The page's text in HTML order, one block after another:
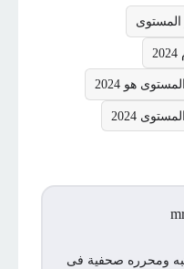
هو 2024
2024
ومحرره صحفية فى